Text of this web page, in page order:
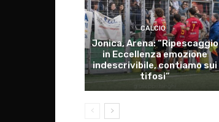
CALCIO
Jonica, Arena: “Ripescaggio
in Eccellenza emozione
indescrivibile, contiamo sui
tifosi”